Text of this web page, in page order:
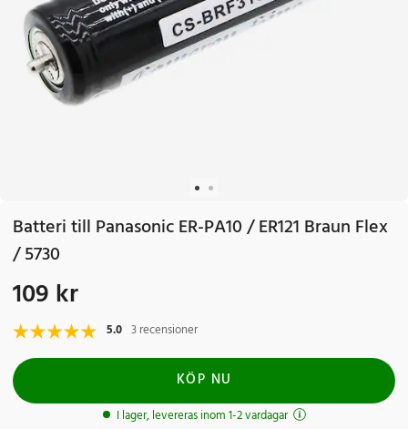
Batteri till Panasonic ER-PA10 / ER121 Braun Flex
/ 5730
Pris:109 kr
109 kr
5.0 3 recensioner
KÖP NU
I lager, levereras inom 1-2 vardagar